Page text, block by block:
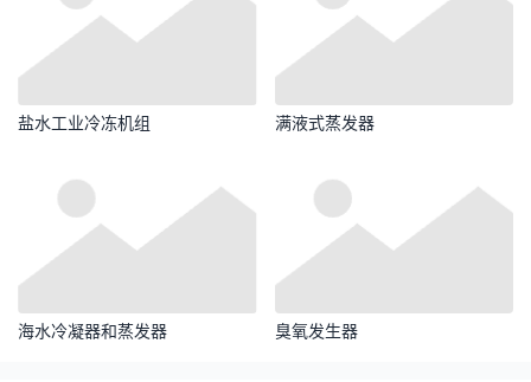
盐水工业冷冻机组 满液式蒸发器
海水冷凝器和蒸发器 臭氧发生器